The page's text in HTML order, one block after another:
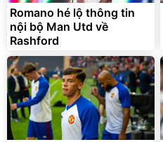
Romano hé lộ thông tin
nội bộ Man Utd về
Rashford